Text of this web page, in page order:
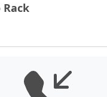
Rack